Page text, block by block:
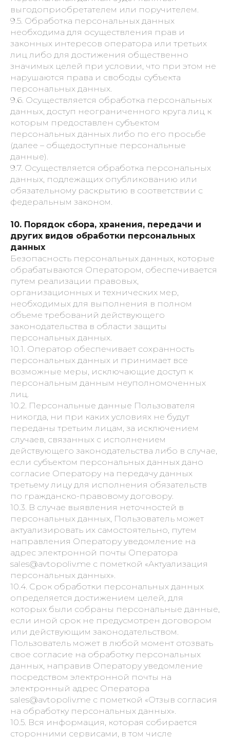
выгодоприобретателем или поручителем.
9.5. Обработка персональных данных
необходима для осуществления прав и
законных интересов оператора или третьих
лиц либо для достижения общественно
значимых целей при условии, что при этом не
нарушаются права и свободы субъекта
персональных данных.
9.6. Осуществляется обработка персональных
данных, доступ неограниченного круга лиц к
которым предоставлен субъектом
персональных данных либо по его просьбе
(далее – общедоступные персональные
данные).
9.7. Осуществляется обработка персональных
данных, подлежащих опубликованию или
обязательному раскрытию в соответствии с
федеральным законом.
10. Порядок сбора, хранения, передачи и
других видов обработки персональных
данных
Безопасность персональных данных, которые
обрабатываются Оператором, обеспечивается
путем реализации правовых,
организационных и технических мер,
необходимых для выполнения в полном
объеме требований действующего
законодательства в области защиты
персональных данных.
10.1. Оператор обеспечивает сохранность
персональных данных и принимает все
возможные меры, исключающие доступ к
персональным данным неуполномоченных
лиц.
10.2. Персональные данные Пользователя
никогда, ни при каких условиях не будут
переданы третьим лицам, за исключением
случаев, связанных с исполнением
действующего законодательства либо в случае,
если субъектом персональных данных дано
согласие Оператору на передачу данных
третьему лицу для исполнения обязательств
по гражданско-правовому договору.
10.3. В случае выявления неточностей в
персональных данных, Пользователь может
актуализировать их самостоятельно, путем
направления Оператору уведомление на
адрес электронной почты Оператора
sales@avtopoliv.me с пометкой «Актуализация
персональных данных».
10.4. Срок обработки персональных данных
определяется достижением целей, для
которых были собраны персональные данные,
если иной срок не предусмотрен договором
или действующим законодательством.
Пользователь может в любой момент отозвать
свое согласие на обработку персональных
данных, направив Оператору уведомление
посредством электронной почты на
электронный адрес Оператора
sales@avtopoliv.me с пометкой «Отзыв согласия
на обработку персональных данных».
10.5. Вся информация, которая собирается
сторонними сервисами, в том числе